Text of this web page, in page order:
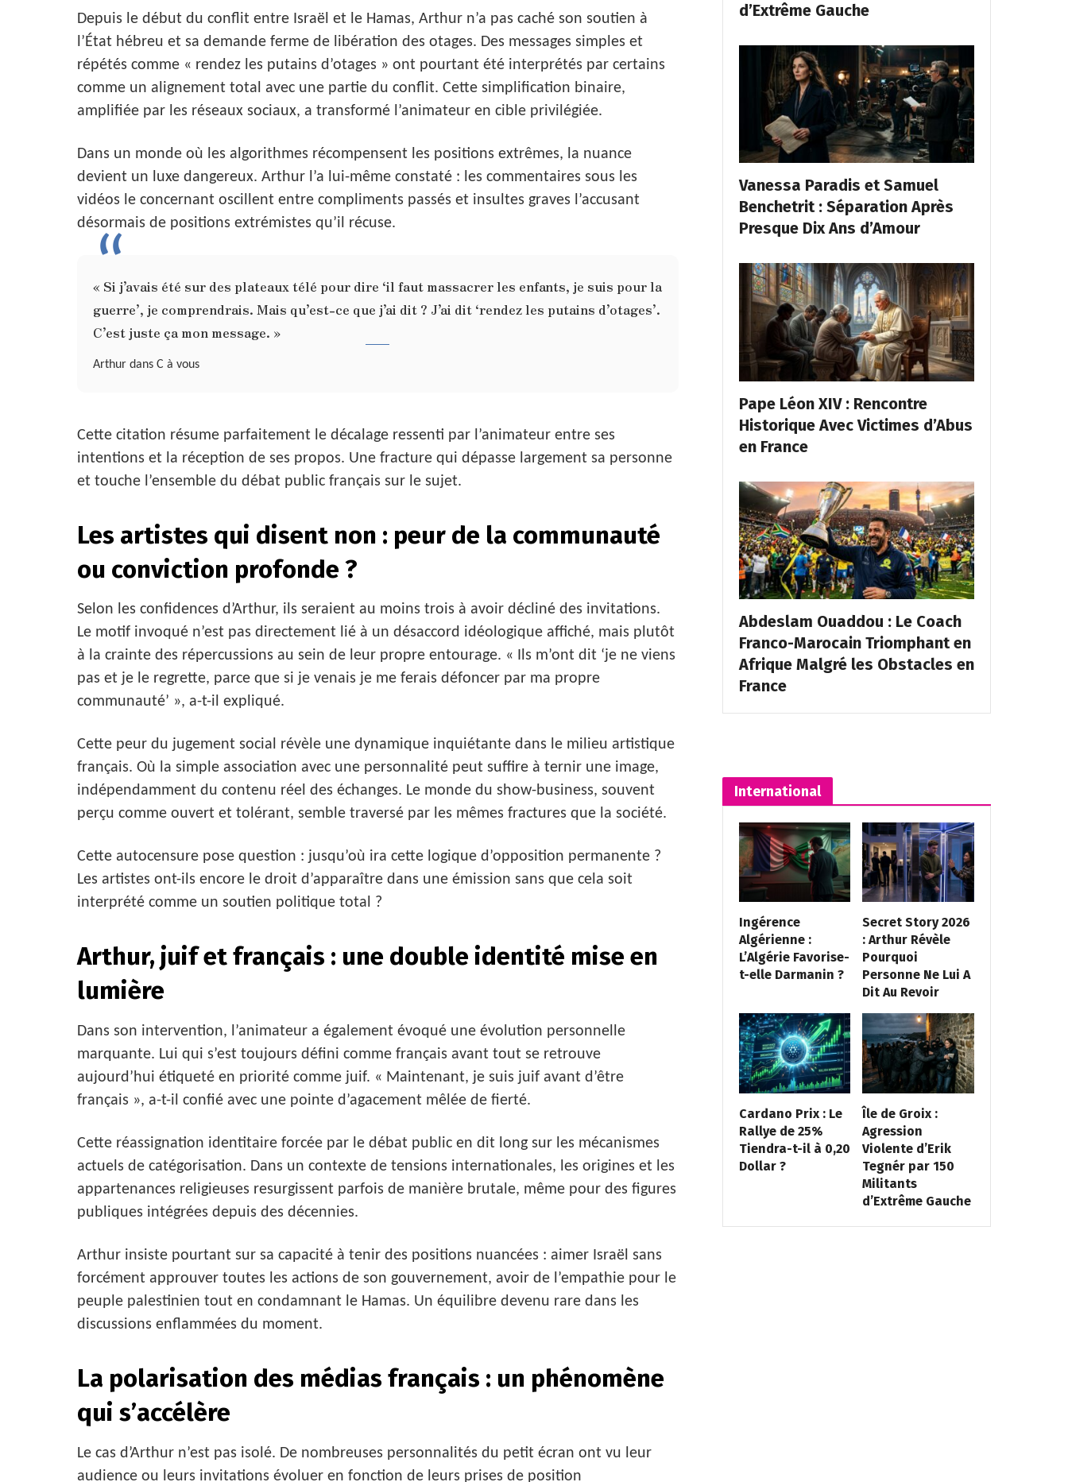
Depuis le début du conflit entre Israël et le Hamas, Arthur n’a pas caché son soutien à
l’État hébreu et sa demande ferme de libération des otages. Des messages simples et
répétés comme « rendez les putains d’otages » ont pourtant été interprétés par certains
comme un alignement total avec une partie du conflit. Cette simplification binaire,
amplifiée par les réseaux sociaux, a transformé l’animateur en cible privilégiée.
Dans un monde où les algorithmes récompensent les positions extrêmes, la nuance
devient un luxe dangereux. Arthur l’a lui-même constaté : les commentaires sous les
vidéos le concernant oscillent entre compliments passés et insultes graves l’accusant
désormais de positions extrémistes qu’il récuse.
« Si j’avais été sur des plateaux télé pour dire ‘il faut massacrer les enfants, je suis pour la
guerre’, je comprendrais. Mais qu’est-ce que j’ai dit ? J’ai dit ‘rendez les putains d’otages’.
C’est juste ça mon message. »
Arthur dans C à vous
Cette citation résume parfaitement le décalage ressenti par l’animateur entre ses
intentions et la réception de ses propos. Une fracture qui dépasse largement sa personne
et touche l’ensemble du débat public français sur le sujet.
Les artistes qui disent non : peur de la communauté
ou conviction profonde ?
Selon les confidences d’Arthur, ils seraient au moins trois à avoir décliné des invitations.
Le motif invoqué n’est pas directement lié à un désaccord idéologique affiché, mais plutôt
à la crainte des répercussions au sein de leur propre entourage. « Ils m’ont dit ‘je ne viens
pas et je le regrette, parce que si je venais je me ferais défoncer par ma propre
communauté’ », a-t-il expliqué.
Cette peur du jugement social révèle une dynamique inquiétante dans le milieu artistique
français. Où la simple association avec une personnalité peut suffire à ternir une image,
indépendamment du contenu réel des échanges. Le monde du show-business, souvent
perçu comme ouvert et tolérant, semble traversé par les mêmes fractures que la société.
Cette autocensure pose question : jusqu’où ira cette logique d’opposition permanente ?
Les artistes ont-ils encore le droit d’apparaître dans une émission sans que cela soit
interprété comme un soutien politique total ?
Arthur, juif et français : une double identité mise en
lumière
Dans son intervention, l’animateur a également évoqué une évolution personnelle
marquante. Lui qui s’est toujours défini comme français avant tout se retrouve
aujourd’hui étiqueté en priorité comme juif. « Maintenant, je suis juif avant d’être
français », a-t-il confié avec une pointe d’agacement mêlée de fierté.
Cette réassignation identitaire forcée par le débat public en dit long sur les mécanismes
actuels de catégorisation. Dans un contexte de tensions internationales, les origines et les
appartenances religieuses resurgissent parfois de manière brutale, même pour des figures
publiques intégrées depuis des décennies.
Arthur insiste pourtant sur sa capacité à tenir des positions nuancées : aimer Israël sans
forcément approuver toutes les actions de son gouvernement, avoir de l’empathie pour le
peuple palestinien tout en condamnant le Hamas. Un équilibre devenu rare dans les
discussions enflammées du moment.
La polarisation des médias français : un phénomène
qui s’accélère
Le cas d’Arthur n’est pas isolé. De nombreuses personnalités du petit écran ont vu leur
audience ou leurs invitations évoluer en fonction de leurs prises de position
d’Extrême Gauche
Vanessa Paradis et Samuel
Benchetrit : Séparation Après
Presque Dix Ans d’Amour
Pape Léon XIV : Rencontre
Historique Avec Victimes d’Abus
en France
Abdeslam Ouaddou : Le Coach
Franco-Marocain Triomphant en
Afrique Malgré les Obstacles en
France
International
Ingérence
Algérienne :
L’Algérie Favorise-
t-elle Darmanin ?
Secret Story 2026
: Arthur Révèle
Pourquoi
Personne Ne Lui A
Dit Au Revoir
Cardano Prix : Le
Rallye de 25%
Tiendra-t-il à 0,20
Dollar ?
Île de Groix :
Agression
Violente d’Erik
Tegnér par 150
Militants
d’Extrême Gauche